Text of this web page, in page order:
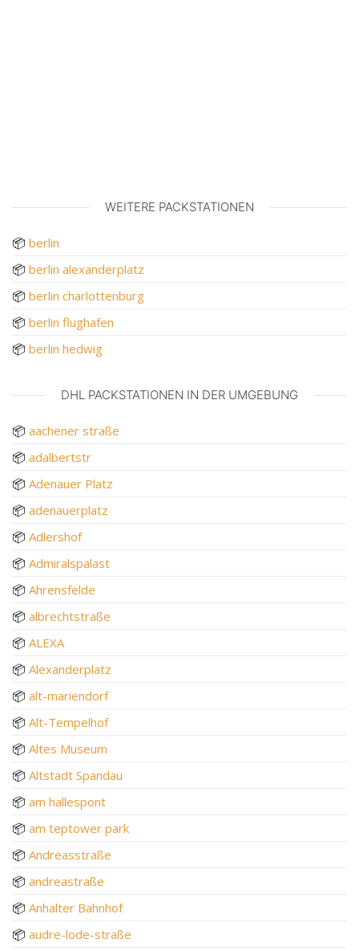
WEITERE PACKSTATIONEN
📦 berlin
📦 berlin alexanderplatz
📦 berlin charlottenburg
📦 berlin flughafen
📦 berlin hedwig
DHL PACKSTATIONEN IN DER UMGEBUNG
📦 aachener straße
📦 adalbertstr
📦 Adenauer Platz
📦 adenauerplatz
📦 Adlershof
📦 Admiralspalast
📦 Ahrensfelde
📦 albrechtstraße
📦 ALEXA
📦 Alexanderplatz
📦 alt-mariendorf
📦 Alt-Tempelhof
📦 Altes Museum
📦 Altstadt Spandau
📦 am hallespont
📦 am teptower park
📦 Andreasstraße
📦 andreastraße
📦 Anhalter Bahnhof
📦 audre-lode-straße